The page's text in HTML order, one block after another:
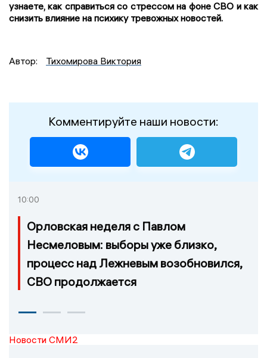
узнаете, как справиться со стрессом на фоне СВО и как
снизить влияние на психику тревожных новостей.
Автор: Тихомирова Виктория
Комментируйте наши новости:
10:00
Орловская неделя с Павлом
Несмеловым: выборы уже близко,
процесс над Лежневым возобновился,
СВО продолжается
Новости СМИ2